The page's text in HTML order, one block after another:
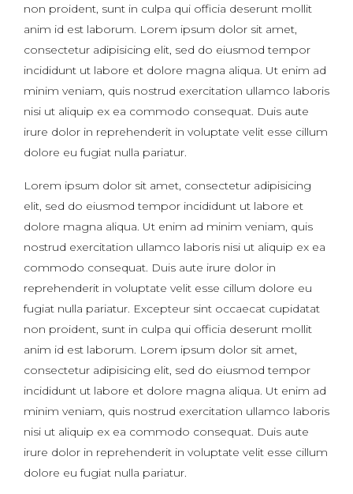
non proident, sunt in culpa qui officia deserunt mollit
anim id est laborum. Lorem ipsum dolor sit amet,
consectetur adipisicing elit, sed do eiusmod tempor
incididunt ut labore et dolore magna aliqua. Ut enim ad
minim veniam, quis nostrud exercitation ullamco laboris
nisi ut aliquip ex ea commodo consequat. Duis aute
irure dolor in reprehenderit in voluptate velit esse cillum
dolore eu fugiat nulla pariatur.
Lorem ipsum dolor sit amet, consectetur adipisicing
elit, sed do eiusmod tempor incididunt ut labore et
dolore magna aliqua. Ut enim ad minim veniam, quis
nostrud exercitation ullamco laboris nisi ut aliquip ex ea
commodo consequat. Duis aute irure dolor in
reprehenderit in voluptate velit esse cillum dolore eu
fugiat nulla pariatur. Excepteur sint occaecat cupidatat
non proident, sunt in culpa qui officia deserunt mollit
anim id est laborum. Lorem ipsum dolor sit amet,
consectetur adipisicing elit, sed do eiusmod tempor
incididunt ut labore et dolore magna aliqua. Ut enim ad
minim veniam, quis nostrud exercitation ullamco laboris
nisi ut aliquip ex ea commodo consequat. Duis aute
irure dolor in reprehenderit in voluptate velit esse cillum
dolore eu fugiat nulla pariatur.